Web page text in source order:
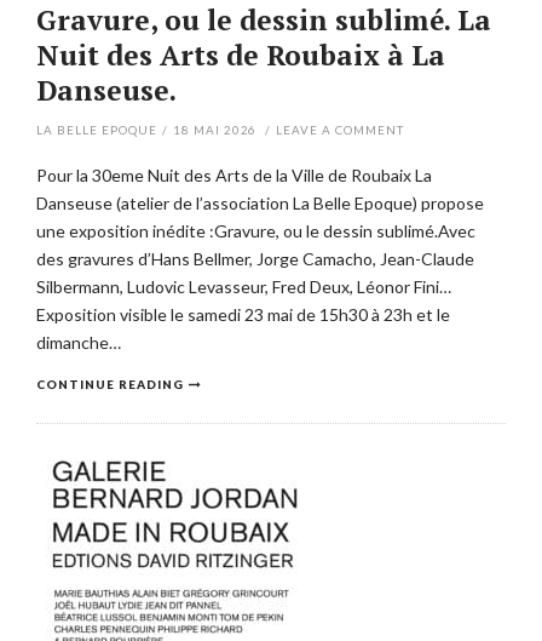
Gravure, ou le dessin sublimé. La
Nuit des Arts de Roubaix à La
Danseuse.
LA BELLE EPOQUE / 18 MAI 2026 / LEAVE A COMMENT
Pour la 30eme Nuit des Arts de la Ville de Roubaix La
Danseuse (atelier de l’association La Belle Epoque) propose
une exposition inédite :Gravure, ou le dessin sublimé.Avec
des gravures d’Hans Bellmer, Jorge Camacho, Jean-Claude
Silbermann, Ludovic Levasseur, Fred Deux, Léonor Fini…
Exposition visible le samedi 23 mai de 15h30 à 23h et le
dimanche…
CONTINUE READING